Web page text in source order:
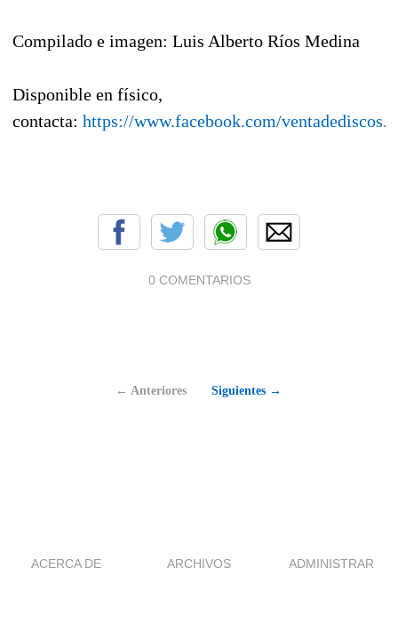
Compilado e imagen: Luis Alberto Ríos Medina
Disponible en físico,
contacta: https://www.facebook.com/
0 COMENTARIOS
← Anteriores Siguientes →
ACERCA DE ARCHIVOS ADMINISTRAR